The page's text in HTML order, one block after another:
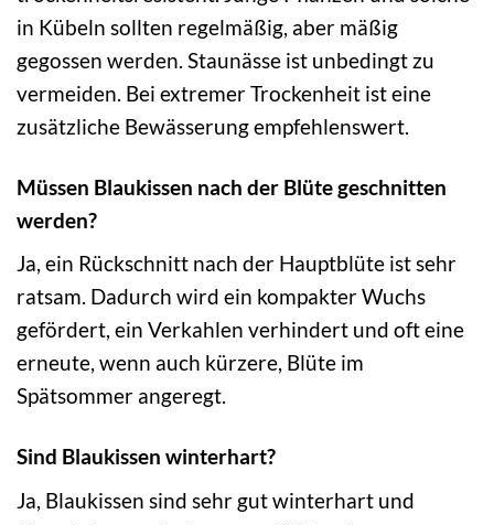
in Kübeln sollten regelmäßig, aber mäßig
gegossen werden. Staunässe ist unbedingt zu
vermeiden. Bei extremer Trockenheit ist eine
zusätzliche Bewässerung empfehlenswert.
Müssen Blaukissen nach der Blüte geschnitten
werden?
Ja, ein Rückschnitt nach der Hauptblüte ist sehr
ratsam. Dadurch wird ein kompakter Wuchs
gefördert, ein Verkahlen verhindert und oft eine
erneute, wenn auch kürzere, Blüte im
Spätsommer angeregt.
Sind Blaukissen winterhart?
Ja, Blaukissen sind sehr gut winterhart und